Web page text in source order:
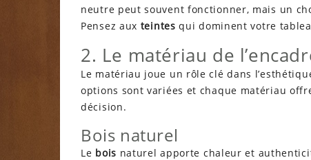
neutre peut souvent fonctionner, mais un
Pensez aux teintes qui dominent votre
2. Le matériau de
Le matériau joue un rôle clé dans
options sont variées et chaque matériau
décision.
Bois naturel
Le bois naturel apporte chaleur et